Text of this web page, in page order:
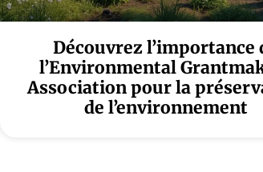
Découvrez l’importance
l’Environmental
Association pour la
de l’environnement